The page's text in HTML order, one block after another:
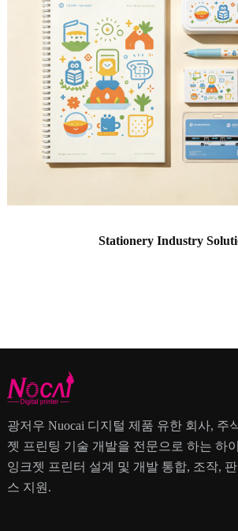
Stationery Industry
광저우 Nuocai 디지털 제품 유한 회사, 주
젯 프린팅 기술 개발을 전문으로 하는 하
잉크젯 프린터 설계 및 개발 통합, 조작,
스 지원.